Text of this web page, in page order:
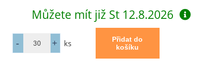
Můžete mít již St 12.8.2026
ks